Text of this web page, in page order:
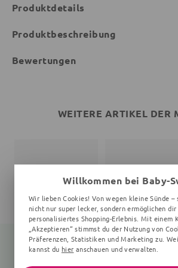
Produktdetails
Produktbeschreibung
Bewertungen
WEITERE ARTIKEL DER
Willkommen bei Baby-
Wir lieben Cookies! Von wegen kleine Sünde –
nicht nur super lecker, sondern ermöglichen dir
personalisiertes Shopping-Erlebnis. Mit einem
„Akzeptieren“ stimmst du der Nutzung von
Präferenzen, Statistiken und Marketing zu.
kannst du hier anschauen und verwalten.